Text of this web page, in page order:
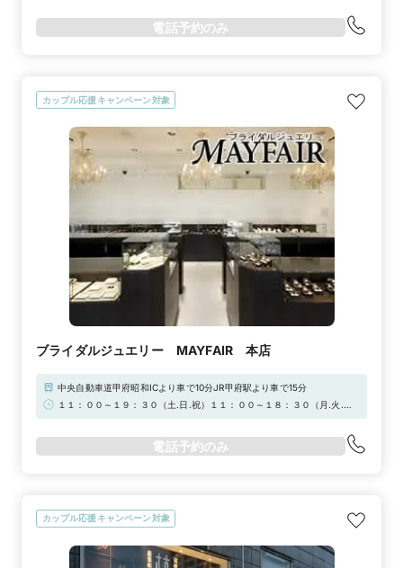
ネープレゼント！詳しくは特典一覧をチェック！☆来店予約特典で
BROOCHで使える3,000円チケットプレゼント！
電話予約のみ
カップル応援キャンペーン対象
ブライダルジュエリー MAYFAIR 本店
中央自動車道甲府昭和ICより車で10分JR甲府駅より車で15分
１１：００～１９：３０（土.日.祝）１１：００～１８：３０（月.火.木.
め、当面の間、下記の通り営業時間を変更させていただきます。お客様に
はご不便・ご迷惑をおかけいたしますが、ご理解・ご協力を賜りますよ
電話予約のみ
カップル応援キャンペーン対象